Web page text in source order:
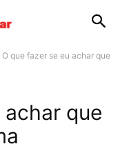
O que fazer se eu achar que
que